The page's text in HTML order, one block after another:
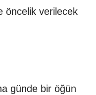
öncelik verilecek
günde bir öğün